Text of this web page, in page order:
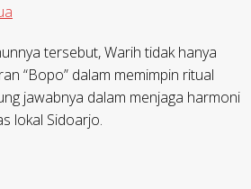
tersebut, Warih tidak hanya
“Bopo” dalam memimpin ritual
jawabnya dalam menjaga harmoni
lokal Sidoarjo.